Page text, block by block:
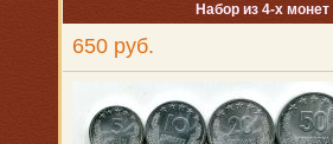
Набор из 4-х
650 руб.